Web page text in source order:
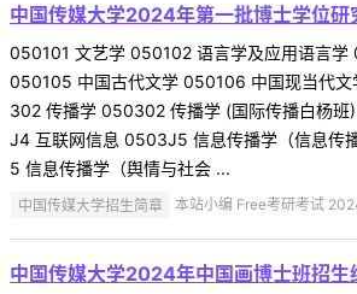
中国传媒大学2024年第一批博士学位研
050101 文艺学 050102 语言学及应用语言学
050105 中国古代文学 050106 中国现当代
302 传播学 050302 传播学 (国际传播白杨
J4 互联网信息 0503J5 信息传播学（信息传
5 信息传播学（舆情与社会 ...
中国传媒大学招生简章 本站小编 Free考研考试
中国传媒大学2024年中国画博士班招生